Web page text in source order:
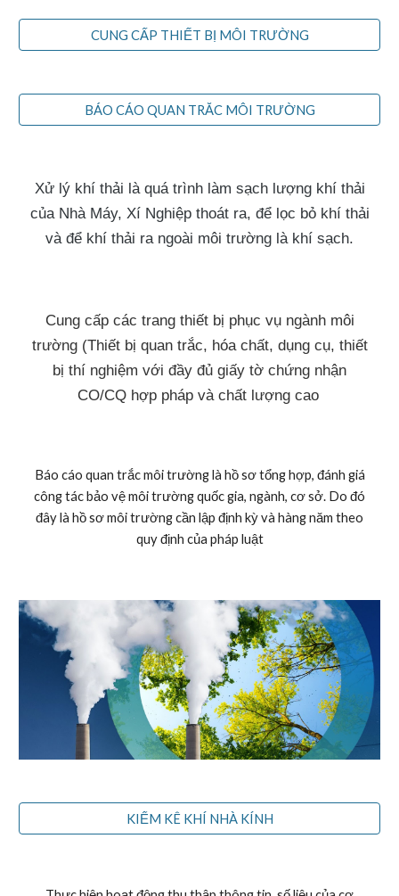
CUNG CẤP THIẾT BỊ MÔI TRƯỜNG
BÁO CÁO QUAN TRẮC MÔI TRƯỜNG
Xử lý khí thải là quá trình làm sạch lượng khí thải
của Nhà Máy, Xí Nghiệp thoát ra, để lọc bỏ khí thải
và để khí thải ra ngoài môi trường là khí sạch.
Cung cấp các trang thiết bị phục vụ ngành môi
trường (Thiết bị quan trắc, hóa chất, dụng cụ, thiết
bị thí nghiệm với đầy đủ giấy tờ chứng nhận
CO/CQ hợp pháp và chất lượng cao
Báo cáo quan trắc môi trường là hồ sơ tổng hợp, đánh giá
công tác bảo vệ môi trường quốc gia, ngành, cơ sở. Do đó
đây là hồ sơ môi trường cần lập định kỳ và hàng năm theo
quy định của pháp luật
KIỂM KÊ KHÍ NHÀ KÍNH